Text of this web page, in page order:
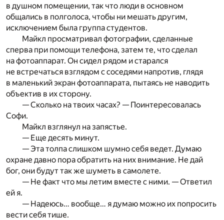
в душном помещении, так что люди в основном
общались в полголоса, чтобы ни мешать другим,
исключением была группа студентов.
Майкл просматривал фотографии, сделанные
сперва при помощи телефона, затем те, что сделал
на фотоаппарат. Он сидел рядом и старался
не встречаться взглядом с соседями напротив, глядя
в маленький экран фотоаппарата, пытаясь не наводить
объектив в их сторону.
— Сколько на твоих часах? — Поинтересовалась
Софи.
Майкл взглянул на запястье.
— Еще десять минут.
— Эта толпа слишком шумно себя ведет. Думаю
охране давно пора обратить на них внимание. Не дай
бог, они будут так же шуметь в самолете.
— Не факт что мы летим вместе с ними. — Ответил
ей я.
— Надеюсь… вообще… я думаю можно их попросить
вести себя тише.